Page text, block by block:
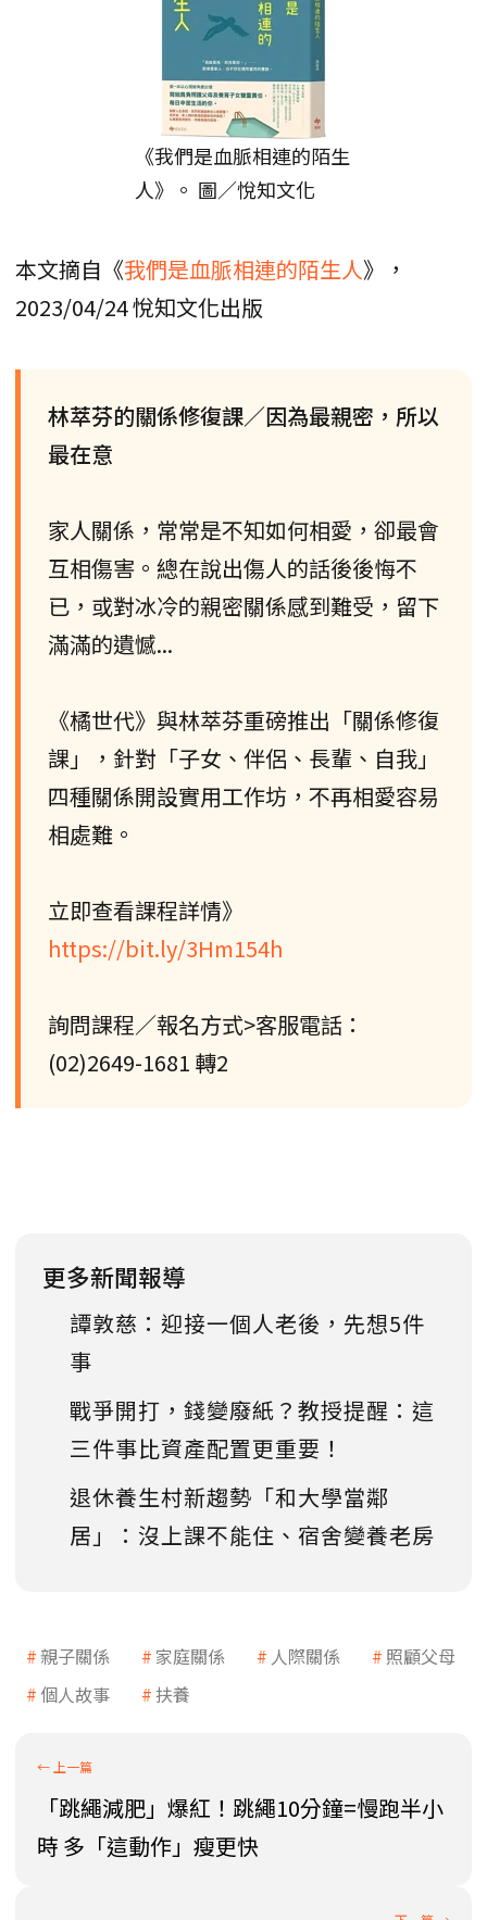
《我們是血脈相連的陌生
人》。 圖／悅知文化
本文摘自《我們是血脈相連的陌生人》，
2023/04/24 悅知文化出版
林萃芬的關係修復課／因為最親密，所以
最在意
家人關係，常常是不知如何相愛，卻最會
互相傷害。總在說出傷人的話後後悔不
已，或對冰冷的親密關係感到難受，留下
滿滿的遺憾...
《橘世代》與林萃芬重磅推出「關係修復
課」，針對「子女、伴侶、長輩、自我」
四種關係開設實用工作坊，不再相愛容易
相處難。
立即查看課程詳情》
https://bit.ly/3Hm154h
詢問課程／報名方式>客服電話：
(02)2649-1681 轉2
更多新聞報導
譚敦慈：迎接一個人老後，先想5件
事
戰爭開打，錢變廢紙？教授提醒：這
三件事比資產配置更重要！
退休養生村新趨勢「和大學當鄰
居」：沒上課不能住、宿舍變養老房
親子關係 家庭關係 人際關係
照顧父母
個人故事
扶養
「跳繩減肥」爆紅！跳繩10分鐘=慢跑半小
時 多「這動作」瘦更快